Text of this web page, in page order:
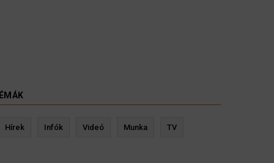
Ressler biztosítási szakértő
Hírek Infók Videó Munka TV